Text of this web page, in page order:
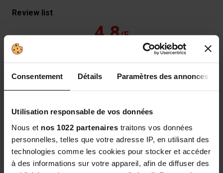
Consentement Détails Paramètres des annonces
Utilisation responsable de vos données
Nous et nos 1022 partenaires traitons vos données
personnelles, telles que votre adresse IP, en utilisant des
technologies comme les cookies pour stocker et accéder
à des informations sur votre appareil, afin de diffuser des
Review list
4.8/5
Voir l’attestation de confiance
5 stars
4 stars
4
3 stars
0
2 stars
0